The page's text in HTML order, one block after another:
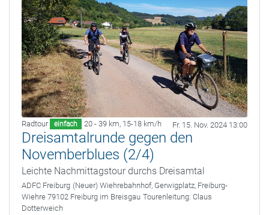
Radtour einfach 20 - 39 km, 15-18 km/h Fr. 15. Nov. 2024 13:00
Dreisamtalrunde gegen den
Novemberblues (2/4)
Leichte Nachmittagstour durchs Dreisamtal
ADFC Freiburg (Neuer) Wiehrebahnhof, Gerwigplatz, Freiburg-
Wiehre 79102 Freiburg im Breisgau Tourenleitung: Claus
Dotterweich